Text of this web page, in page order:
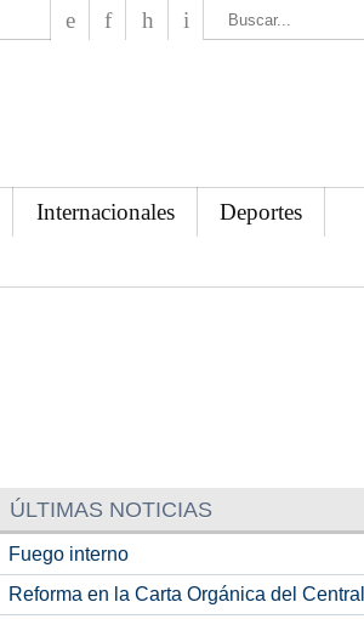
Internacionales
Deportes
ÚLTIMAS NOTICIAS
Fuego interno
Reforma en la Carta Orgánica del Central